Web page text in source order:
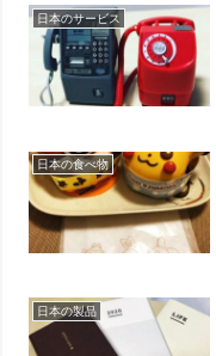
日本のサービス
日本の食べ物
日本の製品